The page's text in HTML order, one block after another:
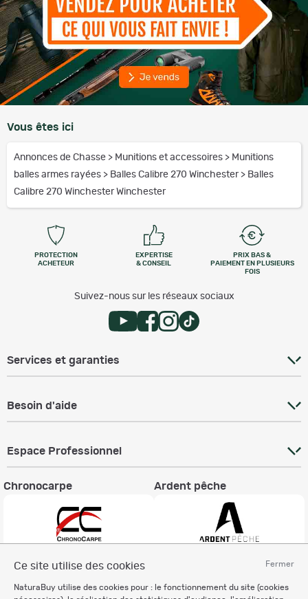
Fermer
Ce site utilise des cookies
NaturaBuy utilise des cookies pour : le fonctionnement du site (cookies
Vous êtes ici
Annonces de Chasse > Munitions et accessoires > Munitions
balles armes rayées > Balles Calibre 270 Winchester > Balles
Calibre 270 Winchester Winchester
PROTECTION
ACHETEUR
EXPERTISE
& CONSEIL
PRIX BAS &
PAIEMENT EN PLUSIEURS
FOIS
Suivez-nous sur les réseaux sociaux
Services et garanties
Besoin d'aide
Espace Professionnel
Chronocarpe Ardent pêche
Charte éthique